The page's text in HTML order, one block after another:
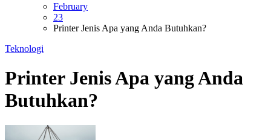
February
23
Printer Jenis Apa yang Anda Butuhkan?
Teknologi
Printer Jenis Apa yang Anda
Butuhkan?